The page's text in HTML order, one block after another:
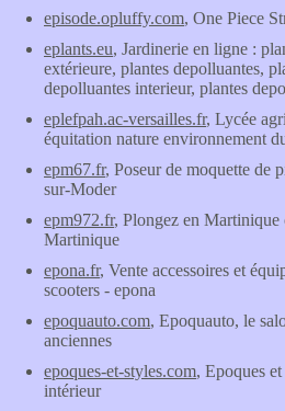
episode.opluffy.com, One Piece
eplants.eu, Jardinerie en ligne :
extérieure, plantes depolluantes,
depolluantes interieur, plantes
eplefpah.ac-versailles.fr, Lycée
équitation nature environnement
epm67.fr, Poseur de moquette de
sur-Moder
epm972.fr, Plongez en Martinique
Martinique
epona.fr, Vente accessoires et
scooters - epona
epoquauto.com, Epoquauto, le
anciennes
epoques-et-styles.com, Epoques
intérieur